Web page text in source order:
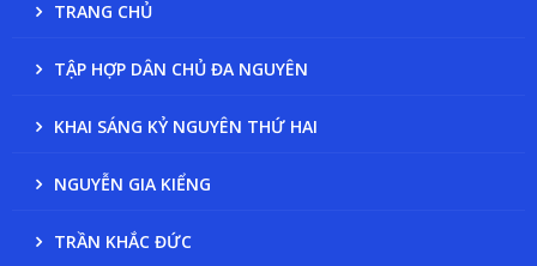
TRANG CHỦ
TẬP HỢP DÂN CHỦ ĐA NGUYÊN
KHAI SÁNG KỶ NGUYÊN THỨ HAI
NGUYỄN GIA KIỂNG
TRẦN KHẮC ĐỨC